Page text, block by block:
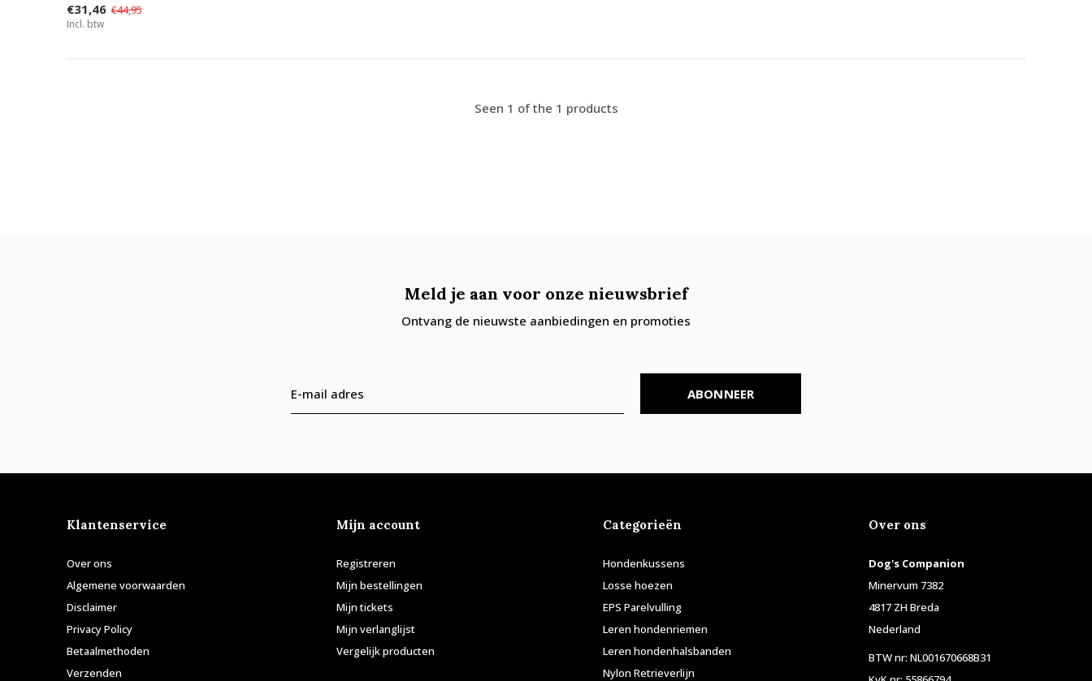
€31,46 €44,95
Incl. btw
Seen 1 of the 1 products
Meld je aan voor onze nieuwsbrief
Ontvang de nieuwste aanbiedingen en promoties
ABONNEER
Klantenservice
Over ons
Algemene voorwaarden
Disclaimer
Privacy Policy
Betaalmethoden
Verzenden
Mijn account
Registreren
Mijn bestellingen
Mijn tickets
Mijn verlanglijst
Vergelijk producten
Categorieën
Hondenkussens
Losse hoezen
EPS Parelvulling
Leren hondenriemen
Leren hondenhalsbanden
Nylon Retrieverlijn
Over ons
Dog's Companion
Minervum 7382
4817 ZH Breda
Nederland
BTW nr: NL001670668B31